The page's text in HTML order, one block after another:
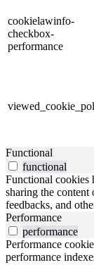
cookielawinfo-
checkbox-
performance
Functional
functional
Functional cookies
sharing the
feedbacks, and
Performance
performance
Performance
performance